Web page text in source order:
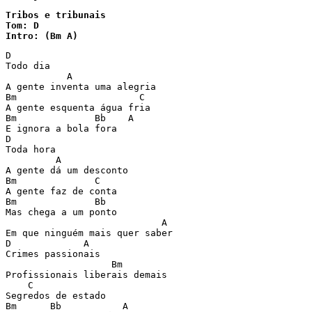
Tribos e tribunais
Tom: D
Intro: (Bm A)
D
Todo dia
           A
A gente inventa uma alegria
Bm                      C
A gente esquenta água fria
Bm              Bb    A
E ignora a bola fora
D
Toda hora
         A
A gente dá um desconto
Bm              C
A gente faz de conta
Bm              Bb
Mas chega a um ponto
                            A
Em que ninguém mais quer saber
D             A
Crimes passionais
                   Bm
Profissionais liberais demais
    C
Segredos de estado
Bm      Bb           A